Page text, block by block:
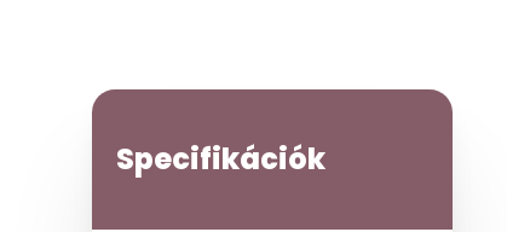
Specifikációk